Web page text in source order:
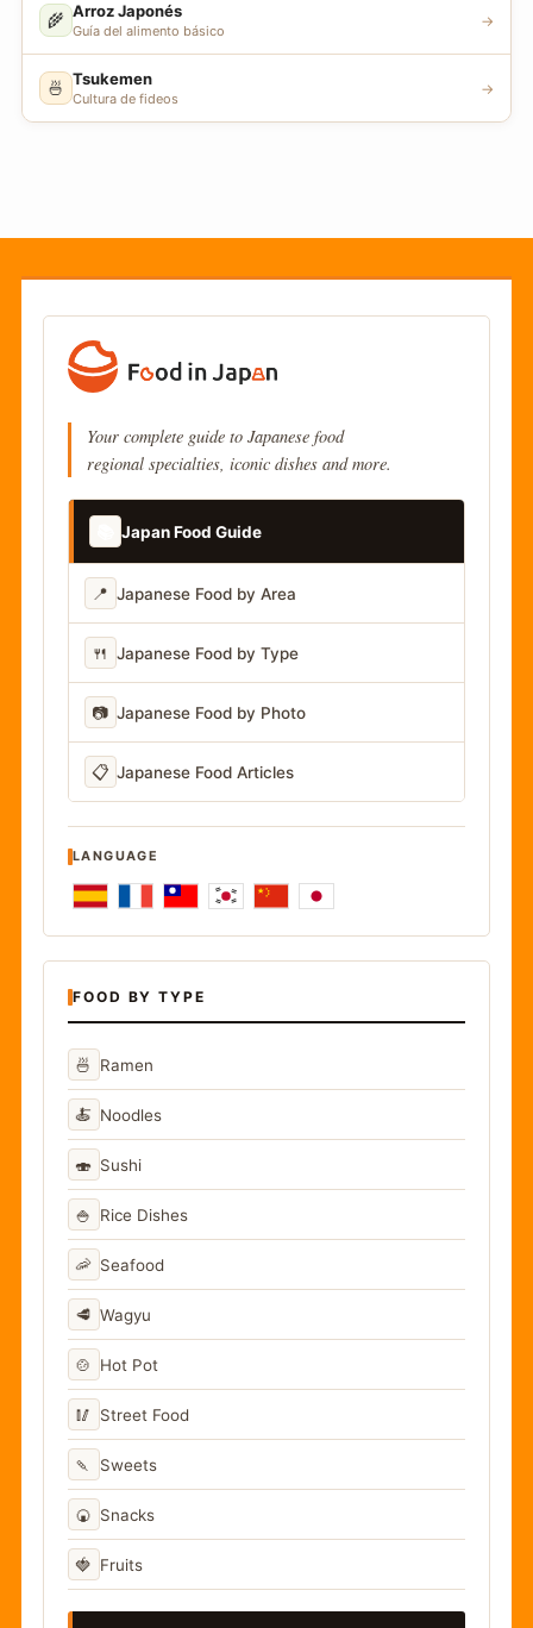
🌾 Arroz Japonés
Guía del alimento básico
→
🍜 Tsukemen
Cultura de fideos
→
Your complete guide to Japanese food
regional specialties, iconic dishes and more.
Japan Food Guide
📍 Japanese Food by Area
🍴 Japanese Food by Type
📷 Japanese Food by Photo
📋 Japanese Food Articles
LANGUAGE
FOOD BY TYPE
🍜 Ramen
🍝 Noodles
🍣 Sushi
🍚 Rice Dishes
🦐 Seafood
🥩 Wagyu
🍲 Hot Pot
🥢 Street Food
🍡 Sweets
🍘 Snacks
🍓 Fruits